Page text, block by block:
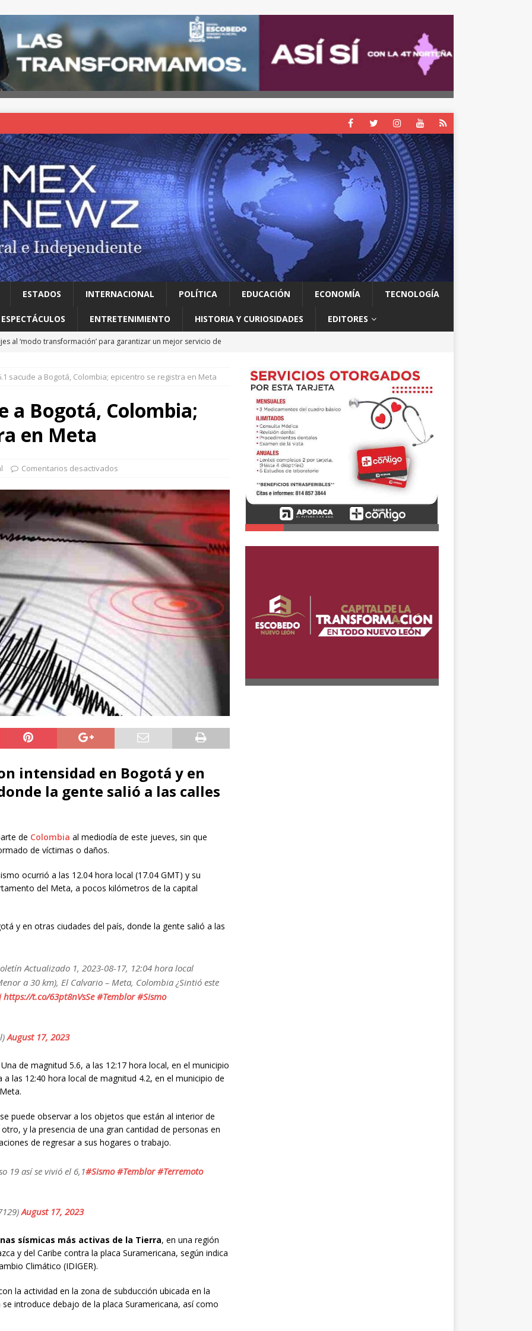
ESTADOS INTERNACIONAL POLÍTICA EDUCACIÓN ECONOMÍA TECNOLOGÍA
ESPECTÁCULOS ENTRETENIMIENTO HISTORIA Y CURIOSIDADES EDITORES
al ‘modo transformación’ para garantizar un mejor servicio de
el gallo
HISTORIA Y CURIOSIDADES
Lilia Canturosas consolida a Nuevo Laredo como referente de
no le importan las personas vulnerables: Waldo
sacude a Bogotá, Colombia; epicentro se registra en Meta
a Bogotá, Colombia;
en Meta
Comentarios desactivados
intensidad en Bogotá y en
la gente salió a las calles
de Colombia al mediodía de este jueves, sin que
de víctimas o daños.
ocurrió a las 12.04 hora local (17.04 GMT) y su
del Meta, a pocos kilómetros de la capital
y en otras ciudades del país, donde la gente salió a las
Actualizado 1, 2023-08-17, 12:04 hora local
a 30 km), El Calvario – Meta, Colombia ¿Sintió este
https://t.co/63pt8nVsSe #Temblor #Sismo
August 17, 2023
de magnitud 5.6, a las 12:17 hora local, en el municipio
las 12:40 hora local de magnitud 4.2, en el municipio de
puede observar a los objetos que están al interior de
y la presencia de una gran cantidad de personas en
de regresar a sus hogares o trabajo.
19 así se vivió el 6,1#Sismo #Temblor #Terremoto
August 17, 2023
sísmicas más activas de la Tierra, en una región
y del Caribe contra la placa Suramericana, según indica
Climático (IDIGER).
la actividad en la zona de subducción ubicada en la
introduce debajo de la placa Suramericana, así como